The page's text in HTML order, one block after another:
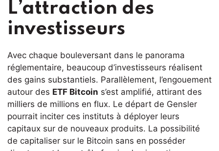
L’attraction des
investisseurs
Avec chaque bouleversant dans le panorama
réglementaire, beaucoup d’investisseurs réalisent
des gains substantiels. Parallèlement, l’engouement
autour des ETF Bitcoin s’est amplifié, attirant des
milliers de millions en flux. Le départ de Gensler
pourrait inciter ces instituts à déployer leurs
capitaux sur de nouveaux produits. La possibilité
de capitaliser sur le Bitcoin sans en posséder